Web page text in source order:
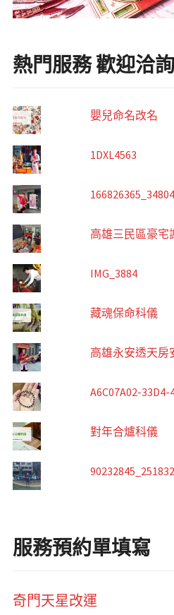
熱門服務 歡迎洽詢
嬰兒命名改名
1DXL4563
高雄三民區豪宅
IMG_3884
藏魂保命科儀
高雄永安透天房
A6C07A02-
對年合爐科儀
服務預約單填寫
奇門天星改運